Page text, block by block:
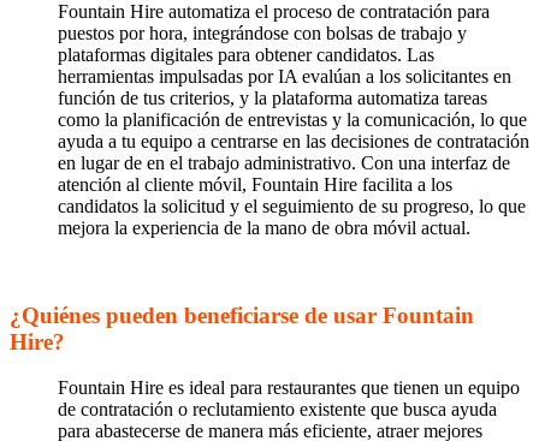
Fountain Hire automatiza el proceso de contratación para
puestos por hora, integrándose con bolsas de trabajo y
plataformas digitales para obtener candidatos. Las
herramientas impulsadas por IA evalúan a los solicitantes en
función de tus criterios, y la plataforma automatiza tareas
como la planificación de entrevistas y la comunicación, lo que
ayuda a tu equipo a centrarse en las decisiones de contratación
en lugar de en el trabajo administrativo. Con una interfaz de
atención al cliente móvil, Fountain Hire facilita a los
candidatos la solicitud y el seguimiento de su progreso, lo que
mejora la experiencia de la mano de obra móvil actual.
¿Quiénes pueden beneficiarse de usar Fountain
Hire?
Fountain Hire es ideal para restaurantes que tienen un equipo
de contratación o reclutamiento existente que busca ayuda
para abastecerse de manera más eficiente, atraer mejores